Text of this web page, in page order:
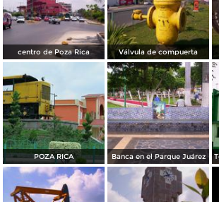
centro de Poza Rica Válvula de compuerta
POZA RICA Banca en el Parque Juárez